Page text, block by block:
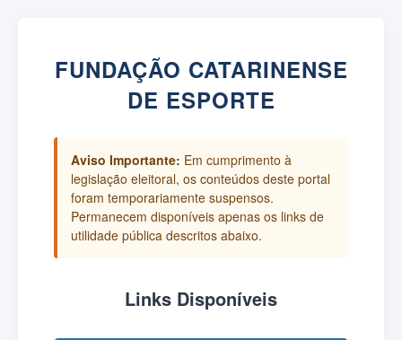
FUNDAÇÃO CATARINENSE
DE ESPORTE
Aviso Importante: Em cumprimento à
legislação eleitoral, os conteúdos deste portal
foram temporariamente suspensos.
Permanecem disponíveis apenas os links de
utilidade pública descritos abaixo.
Links Disponíveis